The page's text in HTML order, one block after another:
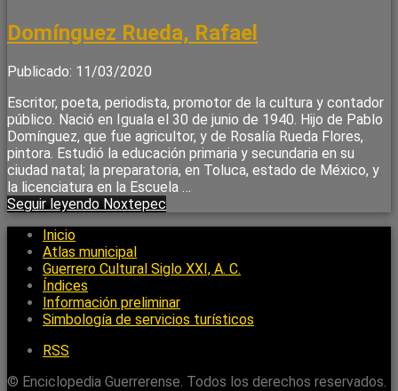
Domínguez Rueda, Rafael
Publicado: 11/03/2020
Escritor, poeta, periodista, promotor de la cultura y contador
público. Nació en Iguala el 30 de junio de 1940. Hijo de Pablo
Domínguez, que fue agricultor, y de Rosalía Rueda Flores,
pintora. Estudió la educación primaria y secundaria en su
ciudad natal; la preparatoria, en Toluca, estado de México, y
la licenciatura en la Escuela …
Seguir leyendo Noxtepec
Inicio
Atlas municipal
Guerrero Cultural Siglo XXI, A. C.
Índices
Información preliminar
Simbología de servicios turísticos
RSS
© Enciclopedia Guerrerense. Todos los derechos reservados.